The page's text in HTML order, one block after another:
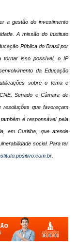
a gestão do investimento
A missão do Instituto
Pública do Brasil por
tornar isso possível, o IP
da Educação
sobre o tema e
Senado e Câmara de
que favoreçam
é responsável pela
em Curitiba, que atende
social. Para ter